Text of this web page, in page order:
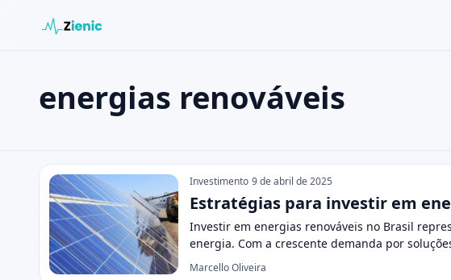
Buscar en el sitio
Pulsa Enter para buscar o ESC para cerrar.
energias renováveis
energias renováveis
Investimento 9 de abril de 2025
Estratégias para investir em
Investir em energias renováveis no Brasil
energia. Com a crescente demanda por
Marcello Oliveira